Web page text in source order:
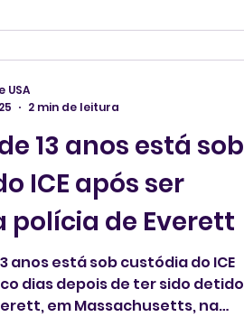
Federal de Massachusetts
já havia acontecido
acumular transferências
para
13 anos está sob
ICE após ser
polícia de Everett
anos está sob custódia do ICE
dias depois de ter sido detido
em Massachusetts, na
USA
2 min de leitura